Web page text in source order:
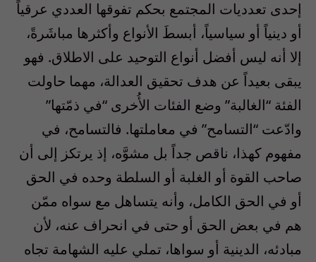
إحدى تعدديات المجتمع بحكم تفوقها العددي عرقياً
أو دينياً أو سياسياً، أبسطَ الأنواع وأكثرها مباشَرةً،
إلا أنه ليس أفضل أنواع التوحيد على الاطلاق. فهو
يبقى بعيداً عن هدف تحقيق العدالة، مهما حاولت
الفئة “الغالبة” وضع الفئات الأُخرى “في ذمّتها”
وادّعت “التسامح” في معاملتها. فالتسامح، في
مفهوم كهذا، ناقص جداً بل مشوَّه، إذ يرتكز إلى أن
صاحب القوة أو الغلبة أو السلطة وحده في الحق
أو في الحق الكامل، وأنه يتساهل مع سواه ممّن
هم في بعض الحق أو حتى في انحراف عنه، لأن
مبادئه، الدينية أو سواها، تملي عليه الشهامة تجاه